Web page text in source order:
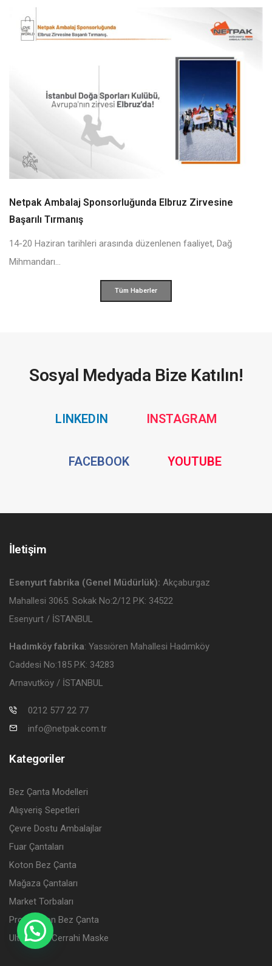
Netpak Ambalaj Sponsorluğunda Elbruz Zirvesine
Başarılı Tırmanış
14-20 Haziran tarihleri arasında düzenlenen faaliyet, Dağ
Mihmandarı...
Tüm Haberler
Sosyal Medyada Bize Katılın!
LINKEDINSocial INSTAGRAMSocial
FACEBOOKSocial YOUTUBESocial
Kategoriler
Bez Çanta Modelleri
Alışveriş Sepetleri
Çevre Dostu Ambalajlar
Fuar Çantaları
Koton Bez Çanta
Mağaza Çantaları
Market Torbaları
Promosyon Bez Çanta
Ultramask Cerrahi Maske
İletişim
Esenyurt fabrika (Genel Müdürlük): Akçaburgaz
Mahallesi 3065. Sokak No:2/12 P.K: 34522
Esenyurt / İSTANBUL
Hadımköy fabrika: Yassıören Mahallesi Hadımköy
Caddesi No:185 P.K: 34283
Arnavutköy / İSTANBUL
0212 577 22 77
info@netpak.com.tr